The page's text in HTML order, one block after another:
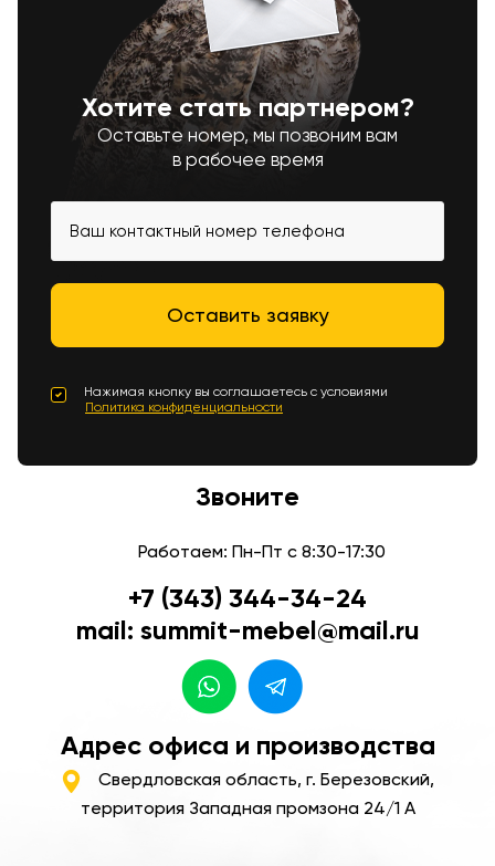
Хотите стать партнером?
Оставьте номер, мы позвоним вам
в рабочее время
Нажимая кнопку вы соглашаетесь с условиями
Политика конфиденциальности
Звоните
Работаем: Пн-Пт с 8:30-17:30
+7 (343) 344-34-24
mail: summit-mebel@mail.ru
Адрес офиса и производства
Свердловская область, г. Березовский,
территория Западная промзона 24/1 А